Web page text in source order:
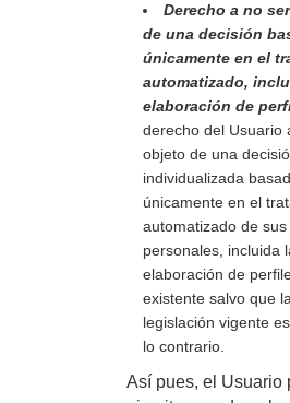
Derecho a no ser
de una decisión
únicamente en el
automatizado,
elaboración de
derecho del Usuario
objeto de una
individualizada
únicamente en el
automatizado de
personales, incluida
elaboración de
existente salvo que la
legislación vigente
lo contrario.
Así pues, el Usuario